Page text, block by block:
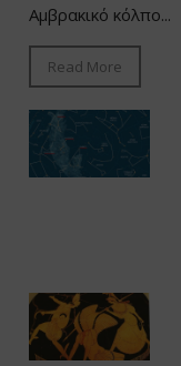
Αμβρακικό κόλπο...
Read More